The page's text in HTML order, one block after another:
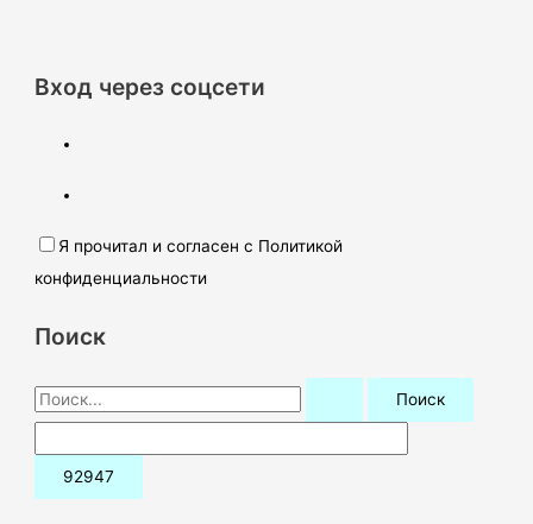
Вход через соцсети
Я прочитал и согласен с Политикой
конфиденциальности
Поиск
П
о
и